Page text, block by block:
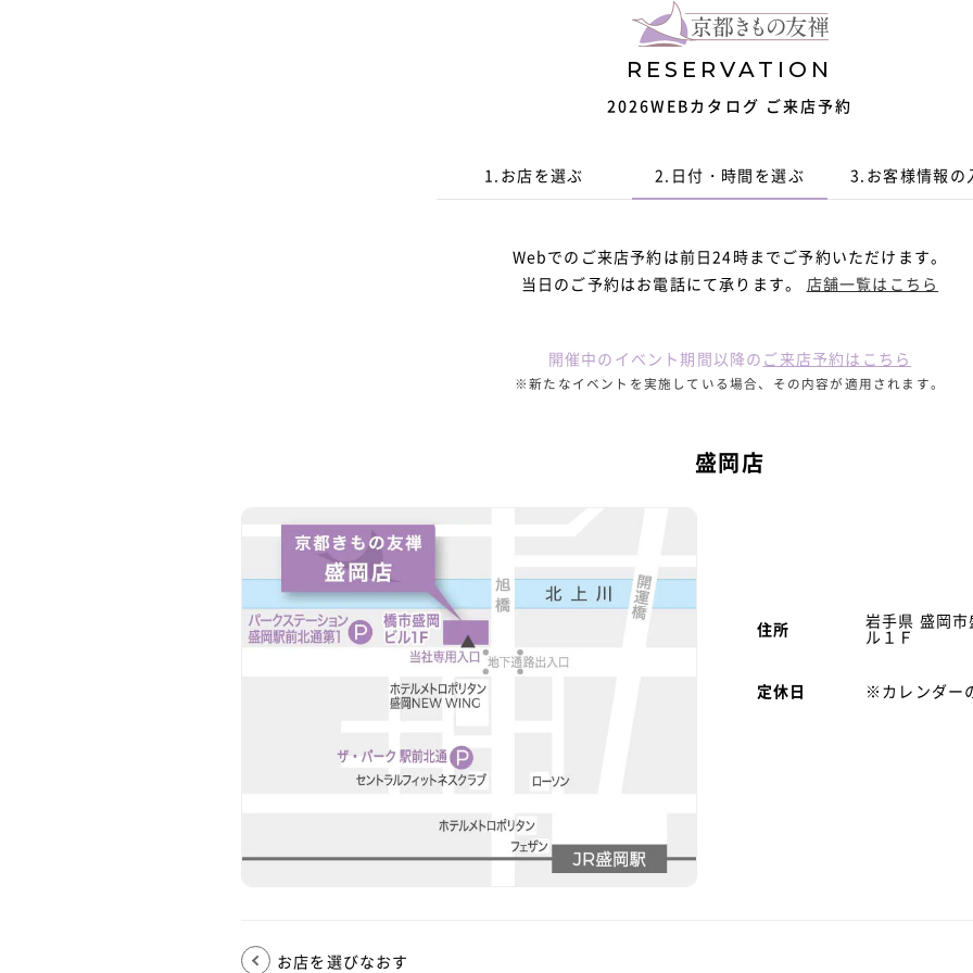
RESERVATION
2026WEBカタログ ご来店予約
1. お店を選ぶ 2. 日付・時間 を選ぶ 3. お客様情報 の
Webでのご来店予約は前日24時までご予約いただけます。
当日のご予約はお電話にて承ります。 店舗一覧はこちら
開催中のイベント期間以降の ご来店予約はこちら
※新たなイベントを実施している場合、その内容が適用されます。
盛岡店
住所 岩手県 盛岡
ル１Ｆ
定休日 ※カレンダー
お店を選びなおす